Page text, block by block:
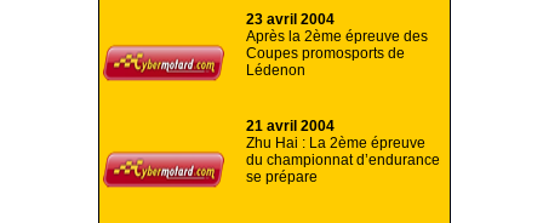
23 avril 2004
Après la 2ème épreuve des
Coupes promosports de
Lédenon
21 avril 2004
Zhu Hai : La 2ème épreuve
du championnat d’endurance
se prépare